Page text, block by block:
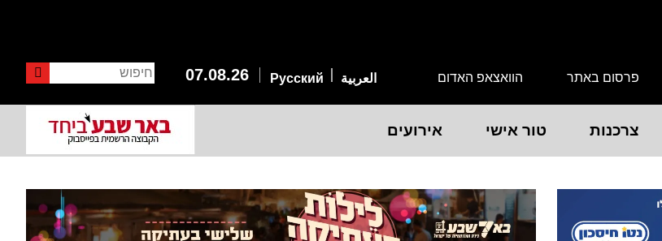
פרסום באתר הוואצאפ האדום 07.08.26 חיפוש
العربية Русский
צרכנות טור אישי אירועים